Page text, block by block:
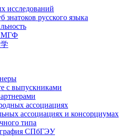
исследований
русского языка
с выпускниками
ассоциациях
ассоциациях и консорциумах
типа
СПбГЭУ